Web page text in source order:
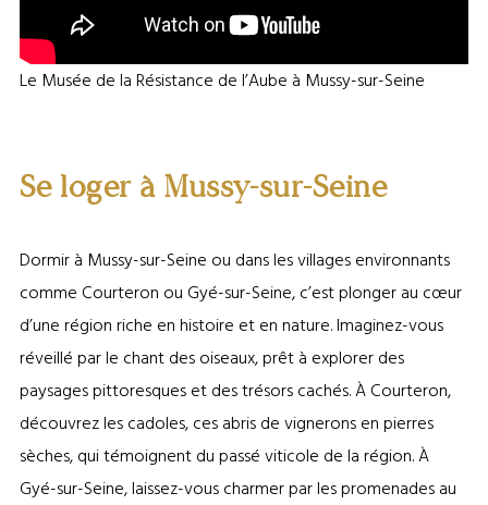
Le Musée de la Résistance de l’Aube à Mussy-sur-Seine
Se loger à Mussy-sur-Seine
Dormir à Mussy-sur-Seine ou dans les villages environnants
comme Courteron ou Gyé-sur-Seine, c’est plonger au cœur
d’une région riche en histoire et en nature. Imaginez-vous
réveillé par le chant des oiseaux, prêt à explorer des
paysages pittoresques et des trésors cachés. À Courteron,
découvrez les cadoles, ces abris de vignerons en pierres
sèches, qui témoignent du passé viticole de la région. À
Gyé-sur-Seine, laissez-vous charmer par les promenades au